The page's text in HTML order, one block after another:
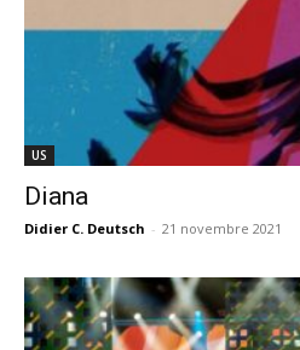
US
Diana
Didier C. Deutsch - 21 novembre 2021